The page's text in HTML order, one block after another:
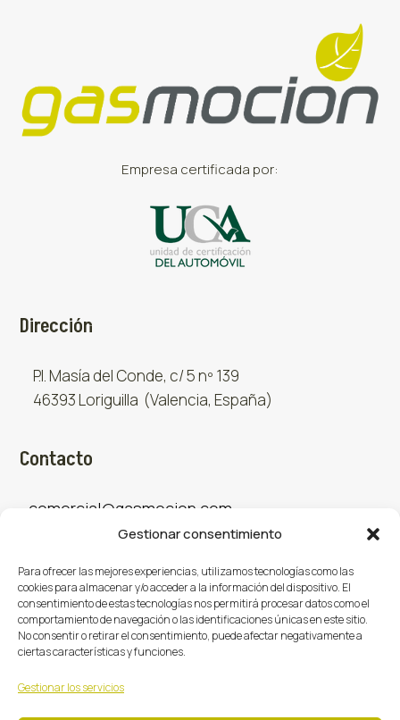
Gestionar consentimiento
Para ofrecer las mejores experiencias, utilizamos tecnologías como las
cookies para almacenar y/o acceder a la información del dispositivo. El
consentimiento de estas tecnologías nos permitirá procesar datos como el
comportamiento de navegación o las identificaciones únicas en este sitio.
No consentir o retirar el consentimiento, puede afectar negativamente a
ciertas características y funciones.
Gestionar los servicios
Empresa certificada por:
Dirección
P.I. Masía del Conde, c/ 5 nº 139
46393 Loriguilla (Valencia, España)
Contacto
comercial@gasmocion.com
Sociales
